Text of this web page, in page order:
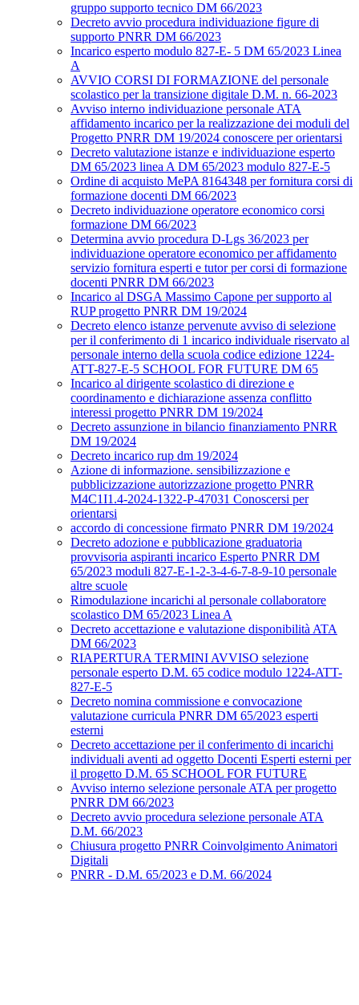
gruppo supporto tecnico DM 66/2023
Decreto avvio procedura individuazione figure di
supporto PNRR DM 66/2023
Incarico esperto modulo 827-E- 5 DM 65/2023 Linea
A
AVVIO CORSI DI FORMAZIONE del personale
scolastico per la transizione digitale D.M. n. 66-2023
Avviso interno individuazione personale ATA
affidamento incarico per la realizzazione dei moduli del
Progetto PNRR DM 19/2024 conoscere per orientarsi
Decreto valutazione istanze e individuazione esperto
DM 65/2023 linea A DM 65/2023 modulo 827-E-5
Ordine di acquisto MePA 8164348 per fornitura corsi di
formazione docenti DM 66/2023
Decreto individuazione operatore economico corsi
formazione DM 66/2023
Determina avvio procedura D-Lgs 36/2023 per
individuazione operatore economico per affidamento
servizio fornitura esperti e tutor per corsi di formazione
docenti PNRR DM 66/2023
Incarico al DSGA Massimo Capone per supporto al
RUP progetto PNRR DM 19/2024
Decreto elenco istanze pervenute avviso di selezione
per il conferimento di 1 incarico individuale riservato al
personale interno della scuola codice edizione 1224-
ATT-827-E-5 SCHOOL FOR FUTURE DM 65
Incarico al dirigente scolastico di direzione e
coordinamento e dichiarazione assenza conflitto
interessi progetto PNRR DM 19/2024
Decreto assunzione in bilancio finanziamento PNRR
DM 19/2024
Decreto incarico rup dm 19/2024
Azione di informazione. sensibilizzazione e
pubblicizzazione autorizzazione progetto PNRR
M4C1I1.4-2024-1322-P-47031 Conoscersi per
orientarsi
accordo di concessione firmato PNRR DM 19/2024
Decreto adozione e pubblicazione graduatoria
provvisoria aspiranti incarico Esperto PNRR DM
65/2023 moduli 827-E-1-2-3-4-6-7-8-9-10 personale
altre scuole
Rimodulazione incarichi al personale collaboratore
scolastico DM 65/2023 Linea A
Decreto accettazione e valutazione disponibilità ATA
DM 66/2023
RIAPERTURA TERMINI AVVISO selezione
personale esperto D.M. 65 codice modulo 1224-ATT-
827-E-5
Decreto nomina commissione e convocazione
valutazione curricula PNRR DM 65/2023 esperti
esterni
Decreto accettazione per il conferimento di incarichi
individuali aventi ad oggetto Docenti Esperti esterni per
il progetto D.M. 65 SCHOOL FOR FUTURE
Avviso interno selezione personale ATA per progetto
PNRR DM 66/2023
Decreto avvio procedura selezione personale ATA
D.M. 66/2023
Chiusura progetto PNRR Coinvolgimento Animatori
Digitali
PNRR - D.M. 65/2023 e D.M. 66/2024